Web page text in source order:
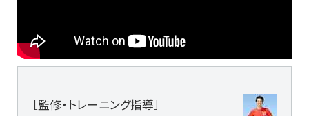
［監修・トレーニング指導］